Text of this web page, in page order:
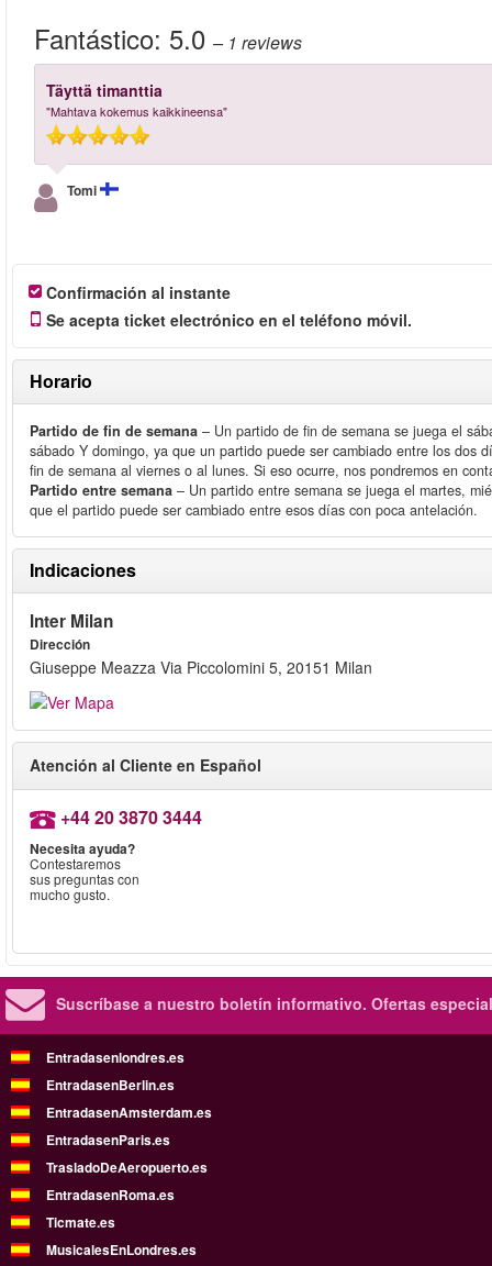
Fantástico: 5.0 – 1 reviews
Täyttä timanttia
"Mahtava kokemus kaikkineensa"
Tomi
Confirmación al instante
Se acepta ticket electrónico en el teléfono móvil.
Horario
Partido de fin de semana – Un partido de fin de semana se juega el
sábado Y domingo, ya que un partido puede ser cambiado entre los dos
fin de semana al viernes o al lunes. Si eso ocurre, nos pondremos en
Partido entre semana – Un partido entre semana se juega el martes,
que el partido puede ser cambiado entre esos días con poca antelación.
Indicaciones
Inter Milan
Dirección
Giuseppe Meazza Via Piccolomini 5, 20151 Milan
Atención al Cliente en Español
+44 20 3870 3444
Necesita ayuda?
Contestaremos
sus preguntas con
mucho gusto.
Suscríbase a nuestro boletín informativo. Ofertas
Entradasenlondres.es
EntradasenBerlin.es
EntradasenAmsterdam.es
EntradasenParis.es
TrasladoDeAeropuerto.es
EntradasenRoma.es
Ticmate.es
MusicalesEnLondres.es